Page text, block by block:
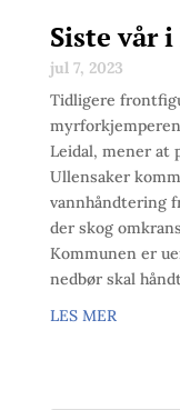
Siste vår
jul 7, 2023
Tidligere
Leidal, mener at
Ullensaker
vannhåndtering
der skog
Kommunen er
nedbør skal
LES MER